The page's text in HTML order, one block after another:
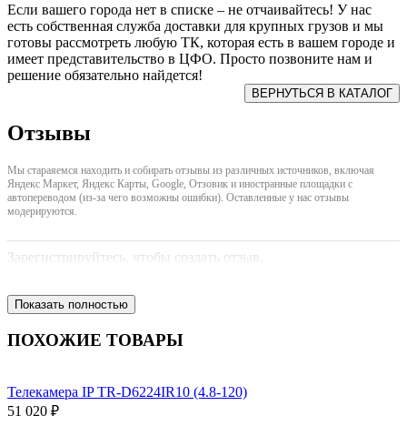
Если вашего города нет в списке – не отчаивайтесь! У нас
есть собственная служба доставки для крупных грузов и мы
готовы рассмотреть любую ТК, которая есть в вашем городе и
имеет представительство в ЦФО. Просто позвоните нам и
решение обязательно найдется!
Отзывы
Мы стараяемся находить и собирать отзывы из различных источников, включая
Яндекс Маркет, Яндекс Карты, Google, Отзовик и иностранные площадки с
автопереводом (из-за чего возможны ошибки). Оставленные у нас отзывы
модерируются.
Зарегистрируйтесь, чтобы создать отзыв.
Показать полностью
ПОХОЖИЕ ТОВАРЫ
Телекамера IP TR-D6224IR10 (4.8-120)
51 020 ₽